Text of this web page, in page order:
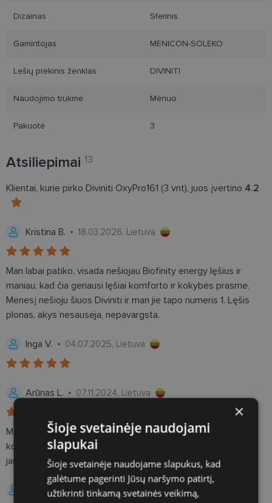
Dizainas Sferinis
Gamintojas MENICON-SOLEKO
Lešių prekinis ženklas DIVINITI
Naudojimo trukmė Mėnuo
Pakuotė 3
Atsiliepimai 13
Klientai, kurie pirko Diviniti OxyPro161 (3 vnt), juos įvertino 4.2
Kristina B. 18.03.2026, Lietuva
Man labai patiko, visada nešiojau Biofinity energy lęšius ir
maniau, kad čia geriausi lęšiai komforto ir kokybės prasme.
Mėnesį nešioju šiuos Diviniti ir man jie tapo numeris 1. Lęšis
plonas, akys nesausėja, nepavargsta.
Inga V. 04.07.2025, Lietuva
Arūnas L. 07.11.2024, Lietuva
Man jie nepatiko, regejimo astrumas skiriasi nuo kitu
kontaktiniu lesiu, nors dioptrijos indentiskos, vienoje akyje
jauciasi diskomfortas, kazkas pastoviai kliuna....
Sviatlana Y. 03.10.2024, Lietuva
×
Šioje svetainėje naudojami
slapukai
Šioje svetainėje naudojame slapukus, kad
galėtume pagerinti Jūsų naršymo patirtį,
užtikrinti tinkamą svetainės veikimą,